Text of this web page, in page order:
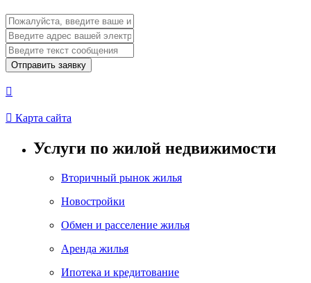
Отправить заявку

 Карта сайта
Услуги по жилой недвижимости
Вторичный рынок жилья
Новостройки
Обмен и расселение жилья
Аренда жилья
Ипотека и кредитование